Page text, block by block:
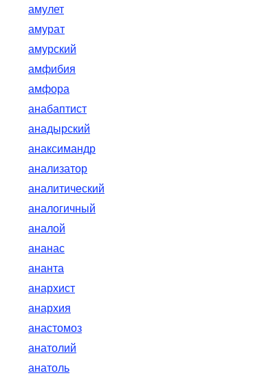
амулет
амурат
амурский
амфибия
амфора
анабаптист
анадырский
анаксимандр
анализатор
аналитический
аналогичный
аналой
ананас
ананта
анархист
анархия
анастомоз
анатолий
анатоль